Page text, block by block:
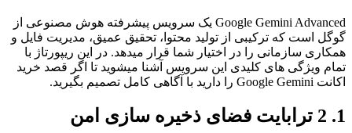
Google Gemini Advanced یک سرویس پیشرفته هوش مصنوعی از
گوگل است که ترکیبی از تولید محتوا، تحقیق عمیق، مدیریت فایل و
همکاری سازمانی را در اختیار شما قرار میدهد. در این ریپورتاژ با
تمام ویژگی های کلیدی این سرویس آشنا میشوید تا اگر قصد خرید
اکانت Google Gemini را دارید با آگاهی کامل تصمیم بگیرید.
1. 2 ترابایت فضای ذخیره سازی امن